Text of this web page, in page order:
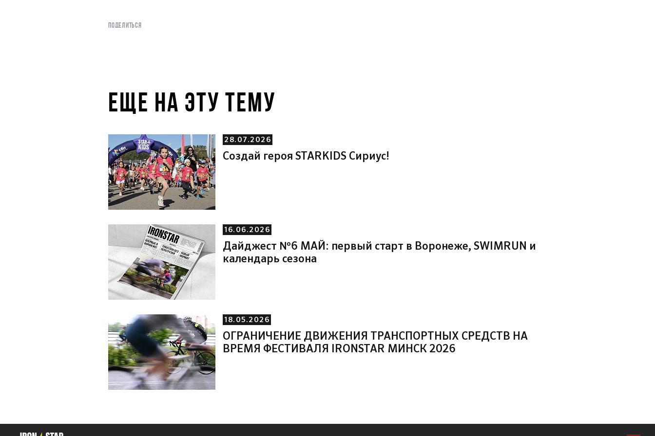
ПОДЕЛИТЬСЯ
ЕЩЕ НА ЭТУ ТЕМУ
28.07.2026
Создай героя STARKIDS Сириус!
16.06.2026
Дайджест №6 МАЙ: первый старт в Воронеже, SWIMRUN и
календарь сезона
18.05.2026
ОГРАНИЧЕНИЕ ДВИЖЕНИЯ ТРАНСПОРТНЫХ СРЕДСТВ НА
ВРЕМЯ ФЕСТИВАЛЯ IRONSTAR МИНСК 2026